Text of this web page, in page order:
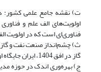
اولویت‌های الف علم و
فناوری‌ای است که در اولویت
گاز در افق 1404، ایران جایگاه اول فناوری نفت و گاز در منطقه را دارد.
ج) بهره‌وری اندک در حوزه